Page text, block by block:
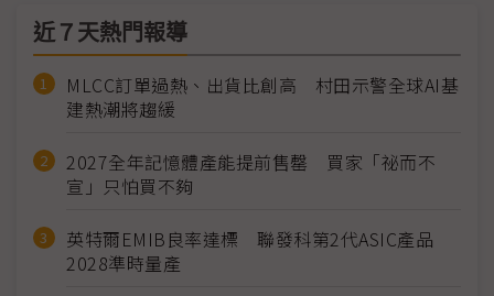
近７天熱門報導
MLCC訂單過熱、出貨比創高 村田示警全球AI基
建熱潮將趨緩
2027全年記憶體產能提前售罄 買家「祕而不
宣」只怕買不夠
英特爾EMIB良率達標 聯發科第2代ASIC產品
2028準時量產